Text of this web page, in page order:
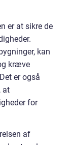
er at sikre de
kan
kræve
er også
at
for
af